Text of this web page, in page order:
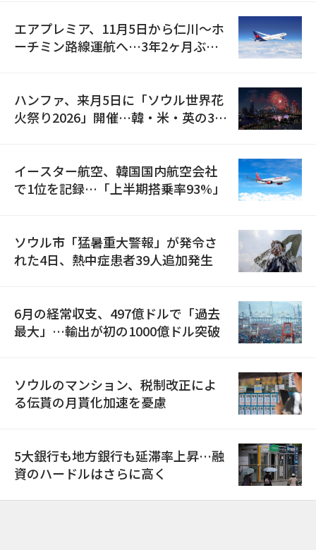
エアプレミア、11月5日から仁川〜ホ
ーチミン路線運航へ…3年2ヶ月ぶり
ハンファ、来月5日に「ソウル世界花
火祭り2026」開催…韓・米・英の3カ
イースター航空、韓国国内航空会社
で1位を記録…「上半期搭乗率93%」
ソウル市「猛暑重大警報」が発令さ
れた4日、熱中症患者39人追加発生
6月の経常収支、497億ドルで「過去
最大」…輸出が初の1000億ドル突破
ソウルのマンション、税制改正によ
る伝貰の月貰化加速を憂慮
5大銀行も地方銀行も延滞率上昇…融
資のハードルはさらに高く